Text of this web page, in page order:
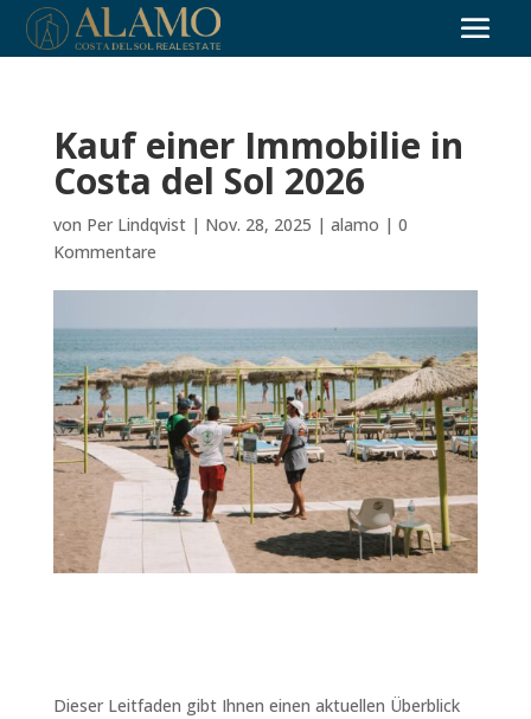
Kauf einer Immobilie in
Costa del Sol 2026
von Per Lindqvist| Nov. 28, 2025 | alamo | 0
Kommentare
Dieser Leitfaden gibt Ihnen einen aktuellen Überblick